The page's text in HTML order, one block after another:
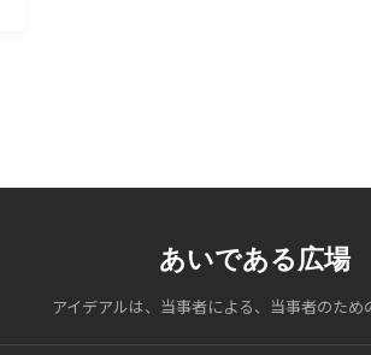
あいである広場
アイデアルは、当事者による、当事者のため